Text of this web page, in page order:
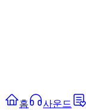
홈 사운드